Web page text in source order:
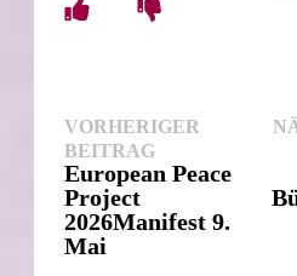
VORHERIGER
BEITRAGVorheriger
Beitrag:
European Peace
Project
2026Manifest 9.
Mai